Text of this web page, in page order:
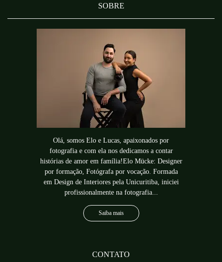
SOBRE
Olá, somos Elo e Lucas, apaixonados por
fotografia e com ela nos dedicamos a contar
histórias de amor em família!Elo Mücke: Designer
por formação, Fotógrafa por vocação. Formada
em Design de Interiores pela Unicuritiba, iniciei
profissionalmente na fotografia...
Saiba mais
CONTATO